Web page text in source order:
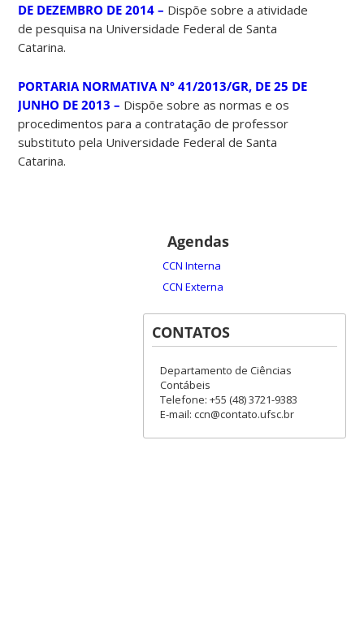
DE DEZEMBRO DE 2014 – Dispõe sobre a atividade
de pesquisa na Universidade Federal de Santa
Catarina.
PORTARIA NORMATIVA Nº 41/2013/GR, DE 25 DE
JUNHO DE 2013 – Dispõe sobre as normas e os
procedimentos para a contratação de professor
substituto pela Universidade Federal de Santa
Catarina.
Agendas
CCN Interna
CCN Externa
CONTATOS
Departamento de Ciências
Contábeis
Telefone: +55 (48) 3721-9383
E-mail: ccn@contato.ufsc.br